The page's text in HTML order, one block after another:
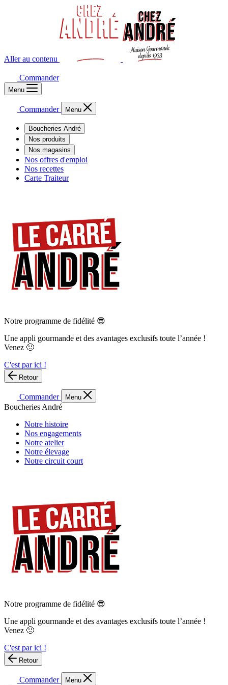
Aller au contenu
Commander
Menu
Commander Menu
Boucheries André
Nos produits
Nos magasins
Nos offres d'emploi
Nos recettes
Carte Traiteur
Notre programme de fidélité 😎
Une appli gourmande et des avantages exclusifs toute l’année !
Venez 🙂
C'est par ici !
Retour
Commander Menu
Boucheries André
Notre histoire
Nos engagements
Notre atelier
Notre élevage
Notre circuit court
Notre programme de fidélité 😎
Une appli gourmande et des avantages exclusifs toute l’année !
Venez 🙂
C'est par ici !
Retour
Commander Menu